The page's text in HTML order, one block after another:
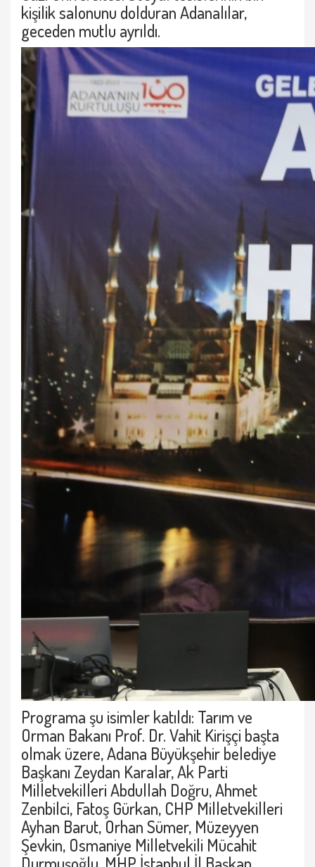
kişilik salonunu dolduran Adanalılar,
geceden mutlu ayrıldı.
Programa şu isimler katıldı: Tarım ve
Orman Bakanı Prof. Dr. Vahit Kirişçi başta
olmak üzere, Adana Büyükşehir belediye
Başkanı Zeydan Karalar, Ak Parti
Milletvekilleri Abdullah Doğru, Ahmet
Zenbilci, Fatoş Gürkan, CHP Milletvekilleri
Ayhan Barut, Orhan Sümer, Müzeyyen
Şevkin, Osmaniye Milletvekili Mücahit